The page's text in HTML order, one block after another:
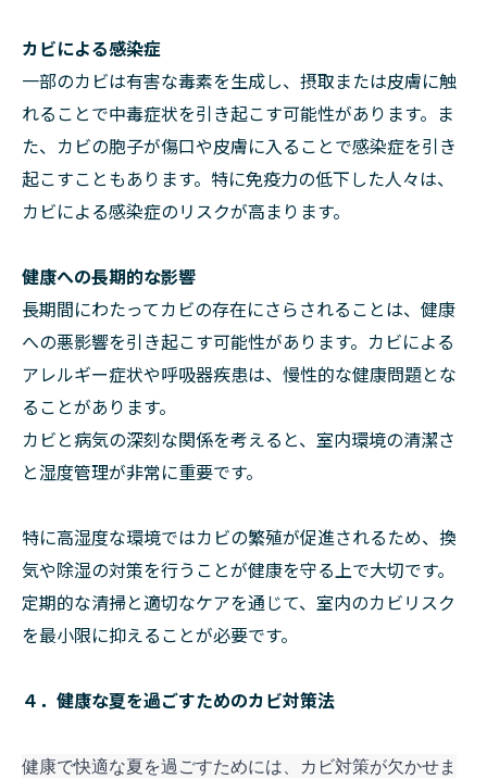
カビによる感染症
一部のカビは有害な毒素を生成し、摂取または皮膚に触
れることで中毒症状を引き起こす可能性があります。ま
た、カビの胞子が傷口や皮膚に入ることで感染症を引き
起こすこともあります。特に免疫力の低下した人々は、
カビによる感染症のリスクが高まります。
健康への長期的な影響
長期間にわたってカビの存在にさらされることは、健康
への悪影響を引き起こす可能性があります。カビによる
アレルギー症状や呼吸器疾患は、慢性的な健康問題とな
ることがあります。
カビと病気の深刻な関係を考えると、室内環境の清潔さ
と湿度管理が非常に重要です。
特に高湿度な環境ではカビの繁殖が促進されるため、換
気や除湿の対策を行うことが健康を守る上で大切です。
定期的な清掃と適切なケアを通じて、室内のカビリスク
を最小限に抑えることが必要です。
４．健康な夏を過ごすためのカビ対策法
健康で快適な夏を過ごすためには、カビ対策が欠かせま